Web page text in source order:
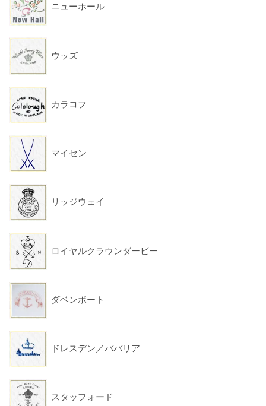
ニューホール
ウッズ
カラコフ
マイセン
リッジウェイ
ロイヤルクラウンダービー
ダベンポート
ドレスデン／ババリア
スタッフォード